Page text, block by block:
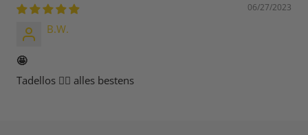
06/27/2023
B.W.
🤩
Tadellos 👌🏽 alles bestens